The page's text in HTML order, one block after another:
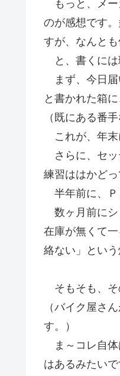
もっと、メー
のが感想です
すが、なんと
と、書くには
まず、今日届
と書かれた箱
（既にある番
これが、年末
さらに、セッ
練習ははかどっ
半年前に、Ｐ
数ヶ月前にシ
在庫が無くて
絡ない」という
そもそも、そ
（バイク屋さ
す。）
ま～コレ自体
はあるみたい